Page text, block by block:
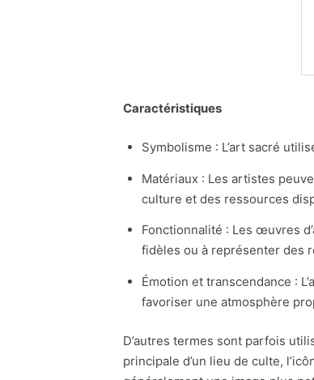
Caractéristiques
Symbolisme : L’art sacré
Matériaux : Les artistes
culture et des ressources
Fonctionnalité : Les œuvres
fidèles ou à représenter des
Émotion et transcendance :
favoriser une atmosphère
D’autres termes sont parfois
principale d’un lieu de culte,